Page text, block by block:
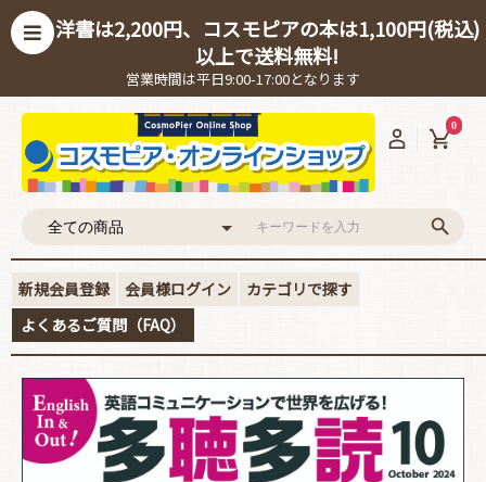
洋書は2,200円、コスモピアの本は1,100円(税込)
以上で送料無料!
営業時間は平日9:00-17:00となります
0
新規会員登録 会員様ログイン
カテゴリで探す
よくあるご質問（FAQ）